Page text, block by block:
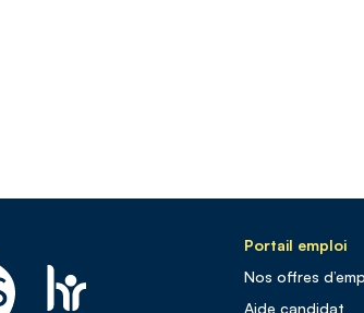
Portail emploi
Nos offres
Aide candidat